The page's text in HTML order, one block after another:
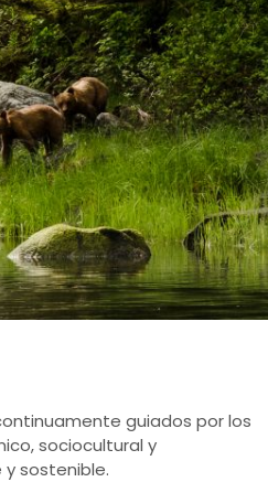
guiados por los
sociocultural y
sostenible.